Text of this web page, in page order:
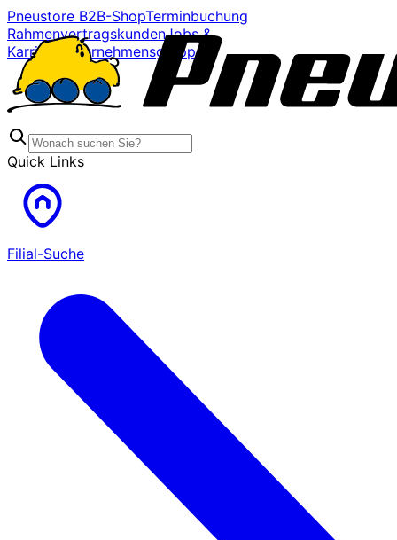
Pneustore B2B-ShopTerminbuchung
RahmenvertragskundenJobs &
Karriere
Unternehmensgruppe
Quick Links
Filial-Suche